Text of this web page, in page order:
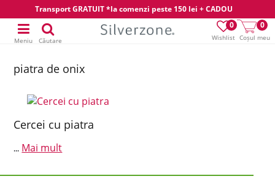
Transport GRATUIT *la comenzi peste 150 lei + CADOU
Wishlist
0
Coșul meu
0
Meniu Căutare
piatra de onix
Cercei cu piatra
... Mai mult